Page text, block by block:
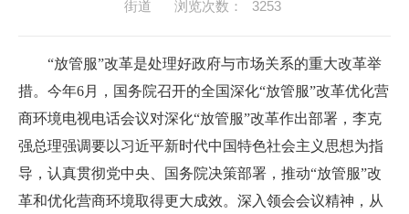
街道
浏览次数： 3253
“放管服”改革是处理好政府与市场关系的重大改革举
措。今年6月，国务院召开的全国深化“放管服”改革优化营
商环境电视电话会议对深化“放管服”改革作出部署，李克
强总理强调要以习近平新时代中国特色社会主义思想为指
导，认真贯彻党中央、国务院决策部署，推动“放管服”改
革和优化营商环境取得更大成效。深入领会会议精神，从